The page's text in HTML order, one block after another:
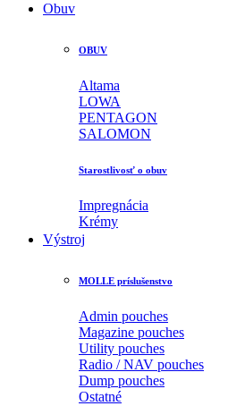
Obuv
OBUV
Altama
LOWA
PENTAGON
SALOMON
Starostlivosť o obuv
Impregnácia
Krémy
Výstroj
MOLLE príslušenstvo
Admin pouches
Magazine pouches
Utility pouches
Radio / NAV pouches
Dump pouches
Ostatné